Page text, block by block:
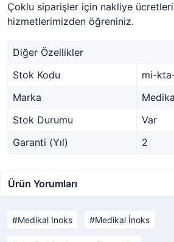
Çoklu siparişler için nakliye
hizmetlerimizden öğreniniz.
Diğer Özellikler
Stok Kodu
mi-
Marka
Stok Durumu
Var
Garanti (Yıl)
2
Ürün Yorumları
Medikal Inoks Medikal İnoks